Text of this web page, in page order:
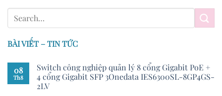
BÀI VIẾT – TIN TỨC
08
Th8
Switch công nghiệp quản lý 8 cổng Gigabit PoE +
4 cổng Gigabit SFP 3Onedata IES6300SL-8GP4GS-
2LV